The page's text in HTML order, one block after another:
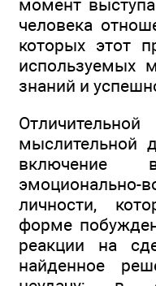
момент
человека
которых этот
используемых
знаний и
мыслительной
включение
личности,
форме
реакции на
найденное